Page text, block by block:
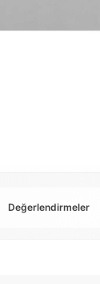
Değerlendirmeler